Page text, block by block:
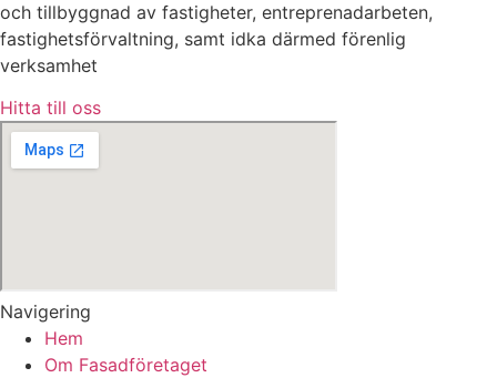
och tillbyggnad av fastigheter, entreprenadarbeten,
fastighetsförvaltning, samt idka därmed förenlig
verksamhet
Hitta till oss
Navigering
Hem
Om Fasadföretaget